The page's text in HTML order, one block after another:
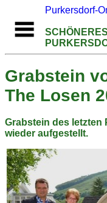
Purkersdorf-
SCHÖNERES
Grabstein
The Losen
Grabstein des
wieder aufgestellt.